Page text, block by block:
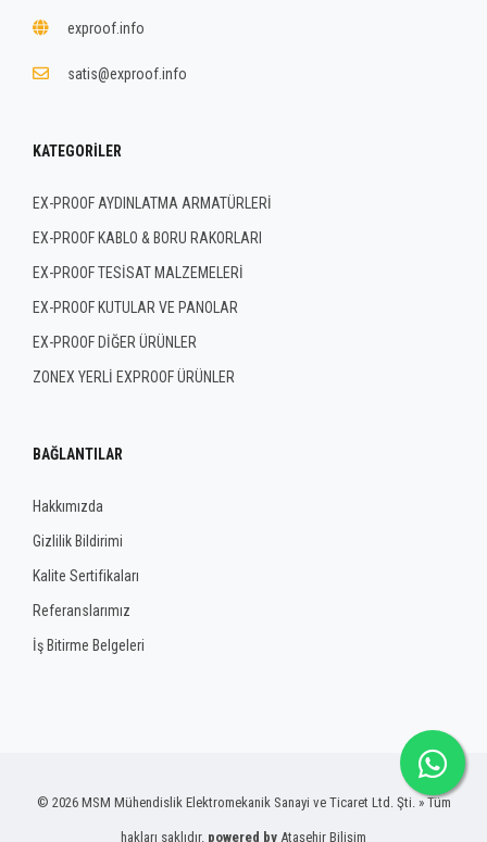
exproof.info
satis@exproof.info
KATEGORILER
EX-PROOF AYDINLATMA ARMATÜRLERİ
EX-PROOF KABLO & BORU RAKORLARI
EX-PROOF TESİSAT MALZEMELERİ
EX-PROOF KUTULAR VE PANOLAR
EX-PROOF DİĞER ÜRÜNLER
ZONEX YERLİ EXPROOF ÜRÜNLER
BAĞLANTILAR
Hakkımızda
Gizlilik Bildirimi
Kalite Sertifikaları
Referanslarımız
İş Bitirme Belgeleri
© 2026 MSM Mühendislik Elektromekanik Sanayi ve Ticaret Ltd. Şti. » Tüm
hakları saklıdır. powered by Ataşehir Bilişim